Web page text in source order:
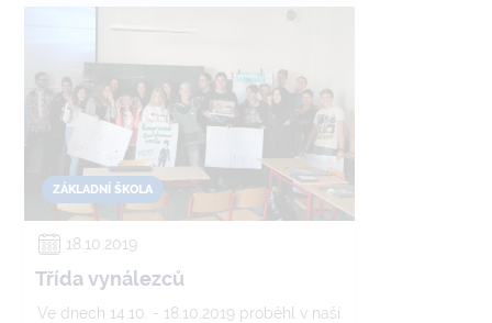
ZÁKLADNÍ ŠKOLA
18.10.2019
Třída vynálezců
Ve dnech 14.10. - 18.10.2019 proběhl v naší